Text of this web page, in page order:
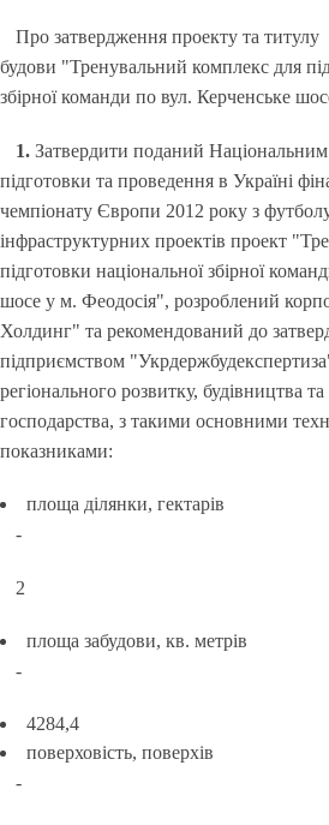
Про затвердження проекту та титулу
будови "Тренувальний комплекс для
збірної команди по вул. Керченське
1. Затвердити поданий
підготовки та проведення в Україні
чемпіонату Європи 2012 року з футболу
інфраструктурних проектів проект
підготовки національної збірної
шосе у м. Феодосія", розроблений
Холдинг" та рекомендований до
підприємством
регіонального розвитку, будівництва
господарства, з такими основними
показниками:
площа ділянки, гектарів
-
2
площа забудови, кв. метрів
-
4284,4
поверховість, поверхів
-